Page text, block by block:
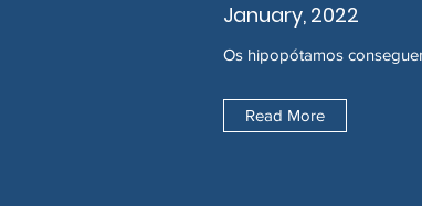
January, 2022
Os hipopótamos
Read More